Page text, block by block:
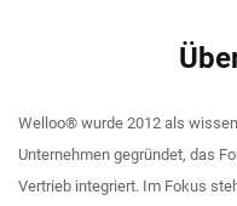
Welloo® wurde 2012 als
Unternehmen gegründet, das
Vertrieb integriert. Im Fokus